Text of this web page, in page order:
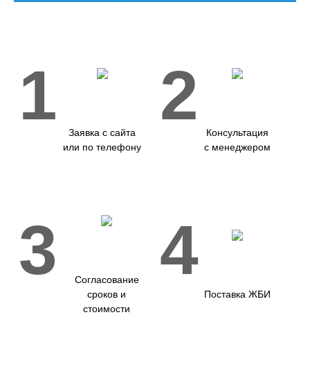
1
Заявка с сайта
или по телефону
2
Консультация
с менеджером
3
Согласование
сроков и
стоимости
4
Поставка ЖБИ